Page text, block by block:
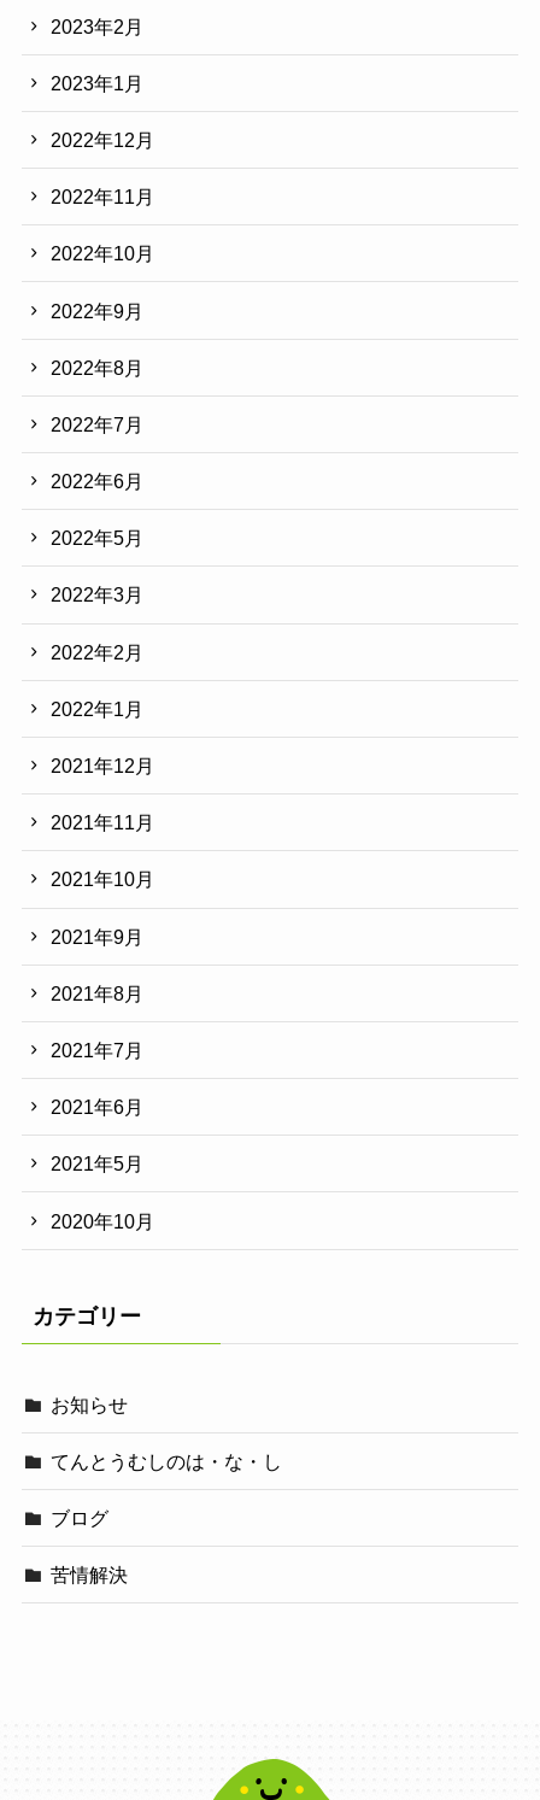
2023年2月
2023年1月
2022年12月
2022年11月
2022年10月
2022年9月
2022年8月
2022年7月
2022年6月
2022年5月
2022年3月
2022年2月
2022年1月
2021年12月
2021年11月
2021年10月
2021年9月
2021年8月
2021年7月
2021年6月
2021年5月
2020年10月
カテゴリー
お知らせ
てんとうむしのは・な・し
ブログ
苦情解決